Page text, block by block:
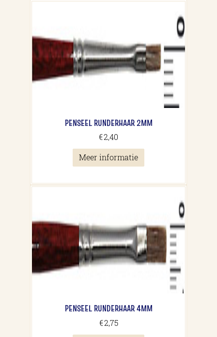
PENSEEL RUNDERHAAR 2MM
€2,40
Meer informatie
PENSEEL RUNDERHAAR 4MM
€2,75